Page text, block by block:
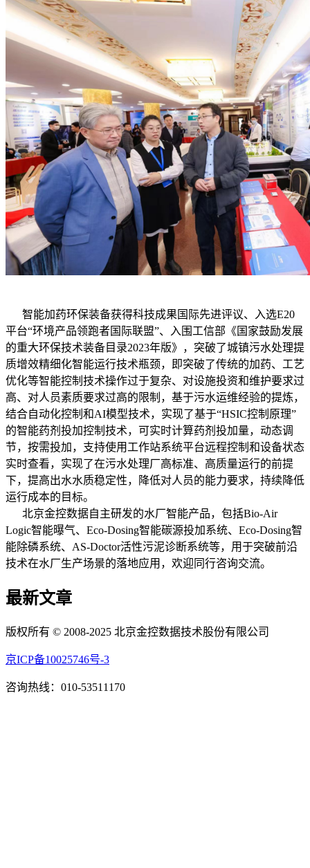
智能加药环保装备获得科技成果国际先进评议、入选E20
平台“环境产品领跑者国际联盟”、入围工信部《国家鼓励发展
的重大环保技术装备目录2023年版》，突破了城镇污水处理提
质增效精细化智能运行技术瓶颈，即突破了传统的加药、工艺
优化等智能控制技术操作过于复杂、对设施投资和维护要求过
高、对人员素质要求过高的限制，基于污水运维经验的提炼，
结合自动化控制和AI模型技术，实现了基于“HSIC控制原理”
的智能药剂投加控制技术，可实时计算药剂投加量，动态调
节，按需投加，支持使用工作站系统平台远程控制和设备状态
实时查看，实现了在污水处理厂高标准、高质量运行的前提
下，提高出水水质稳定性，降低对人员的能力要求，持续降低
运行成本的目标。
北京金控数据自主研发的水厂智能产品，包括Bio-Air
Logic智能曝气、Eco-Dosing智能碳源投加系统、Eco-Dosing智
能除磷系统、AS-Doctor活性污泥诊断系统等，用于突破前沿
技术在水厂生产场景的落地应用，欢迎同行咨询交流。
最新文章
版权所有 © 2008-2025 北京金控数据技术股份有限公司
京ICP备10025746号-3
咨询热线：010-53511170